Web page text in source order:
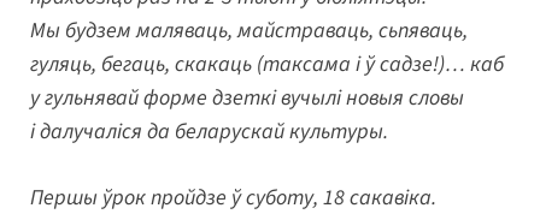
Мы будзем маляваць, майстраваць, сьпяваць,
гуляць, бегаць, скакаць (таксама і ў садзе!)… каб
у гульнявай форме дзеткі вучылі новыя словы
і далучаліся да беларускай культуры.
Першы ўрок пройдзе ў суботу, 18 сакавіка.